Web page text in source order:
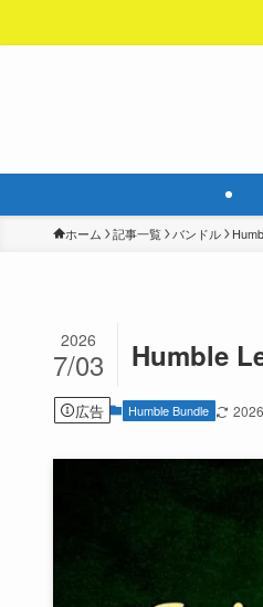
ホーム 記事一覧 バンドル
Humble
2026
7/03
広告 Humble Bundle